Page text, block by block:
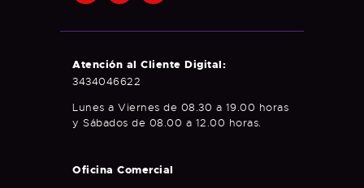
Atención al Cliente Digital:
3434046622
Lunes a Viernes de 08.30 a 19.00 horas
y Sábados de 08.00 a 12.00 horas.
Oficina Comercial